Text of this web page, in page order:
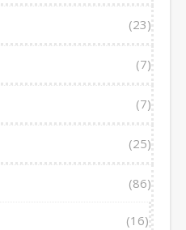
(23)
(7)
(7)
(25)
(86)
(16)